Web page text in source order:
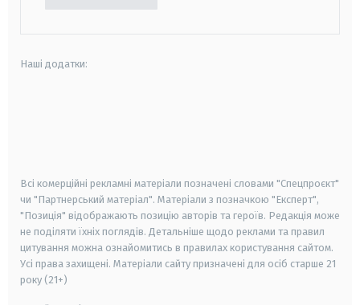
Наші додатки:
Всі комерційні рекламні матеріали позначені словами "Спецпроєкт"
чи "Партнерський матеріал". Матеріали з позначкою "Експерт",
"Позиція" відображають позицію авторів та героїв. Редакція може
не поділяти їхніх поглядів. Детальніше щодо реклами та правил
цитування можна ознайомитись в правилах користування сайтом.
Усі права захищені. Матеріали сайту призначені для осіб старше 21
року (21+)